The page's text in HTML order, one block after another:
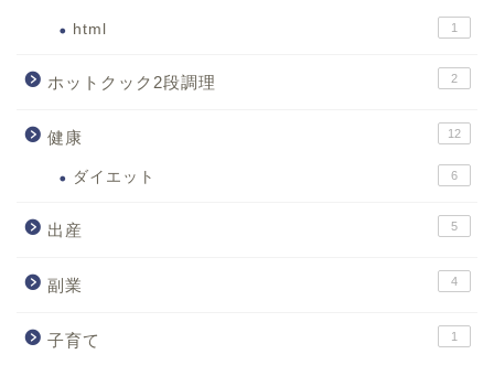
html 1
ホットクック2段調理 2
健康 12
ダイエット 6
出産 5
副業 4
子育て 1